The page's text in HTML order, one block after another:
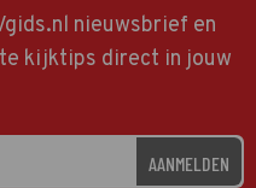
nieuwsbrief en
kijktips direct in jouw
AANMELDEN